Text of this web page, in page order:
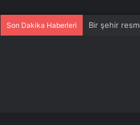
Son Dakika Haberleri Bir şehir